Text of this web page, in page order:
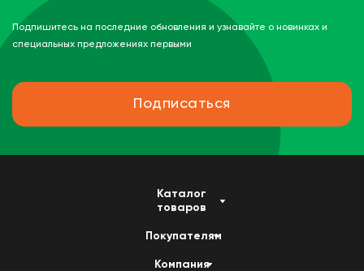
Подпишитесь на последние обновления и узнавайте о новинках и
специальных предложениях первыми
Подписаться
Каталог
товаров
Покупателям
Компания